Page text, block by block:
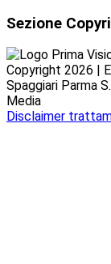
Sezione
Copyright 2026 |
Spaggiari Parma
Media
Disclaimer